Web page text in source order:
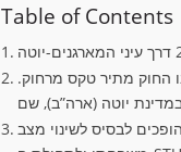
Table of Contents
החוק מתיר טקס מרחוק.
לבסיס לשינוי מצב